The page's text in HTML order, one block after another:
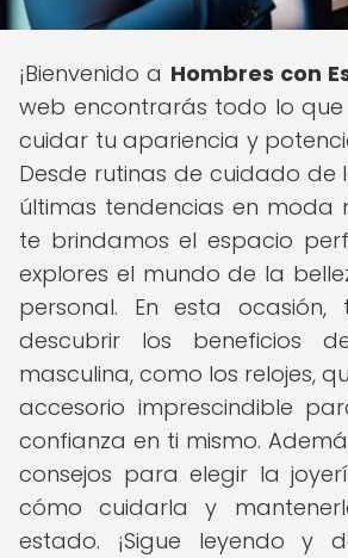
¡Bienvenido a Hombres con
web encontrarás todo lo
cuidar tu apariencia y
Desde rutinas de cuidado de
últimas tendencias en moda
te brindamos el espacio
explores el mundo de la
personal. En esta ocasión,
descubrir los beneficios
masculina, como los relojes,
accesorio imprescindible
confianza en ti mismo.
consejos para elegir la
cómo cuidarla y
estado. ¡Sigue leyendo y